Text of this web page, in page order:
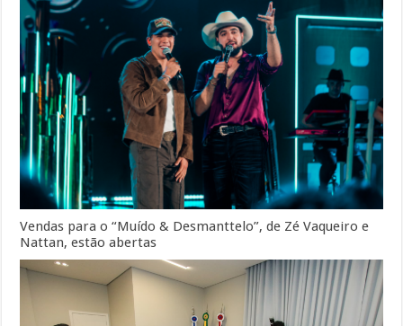
Vendas para o “Muído & Desmanttelo”, de Zé Vaqueiro e
Nattan, estão abertas